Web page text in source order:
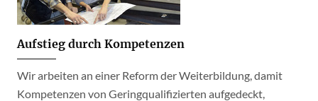
Aufstieg durch Kompetenzen
Wir arbeiten an einer Reform der Weiterbildung, damit
Kompetenzen von Geringqualifizierten aufgedeckt,